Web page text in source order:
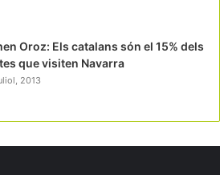
Oroz: Els catalans són el 15% dels
que visiten Navarra
2013